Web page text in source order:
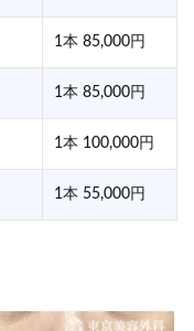
1本 85,000円
1本 85,000円
1本 100,000円
1本 55,000円